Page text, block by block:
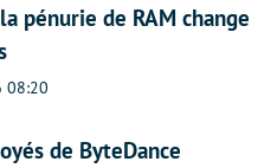
pénurie de RAM change
08:20
de ByteDance